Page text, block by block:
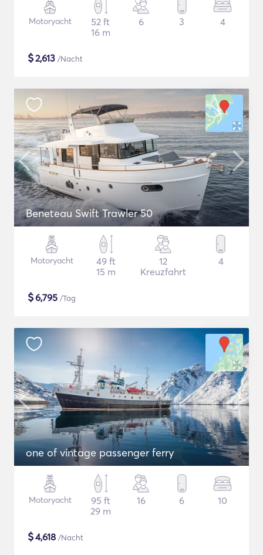
Motoryacht
52 ft
16 m
6 3 4
$2,613 /Nacht
Beneteau Swift Trawler 50
Motoryacht
49 ft
15 m
12
Kreuzfahrt
4
$6,795 /Tag
one of vintage passenger ferry
Motoryacht
95 ft
29 m
16 6 10
$4,618 /Nacht